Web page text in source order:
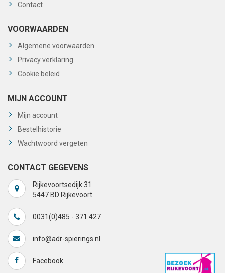
Contact
VOORWAARDEN
Algemene voorwaarden
Privacy verklaring
Cookie beleid
MIJN ACCOUNT
Mijn account
Bestelhistorie
Wachtwoord vergeten
CONTACT GEGEVENS
Rijkevoortsedijk 31
5447 BD Rijkevoort
0031(0)485 - 371 427
info@adr-spierings.nl
Facebook